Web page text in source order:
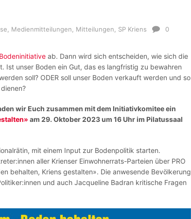
Medienmitteilungen Mitteilungen SP Kriens
0
Bodeninitiative ab. Dann wird sich entscheiden, wie sich die
Ist unser Boden ein Gut, das es langfristig zu bewahren
soll? ODER soll unser Boden verkauft werden und so
wir Euch zusammen mit dem Initiativkomitee ein
am 29. Oktober 2023 um 16 Uhr im Pilatussaal
mit einem Input zur Bodenpolitik starten.
aller Krienser Einwohnerrats-Parteien über PRO
behalten, Kriens gestalten». Die anwesende Bevölkerung
und auch Jacqueline Badran kritische Fragen